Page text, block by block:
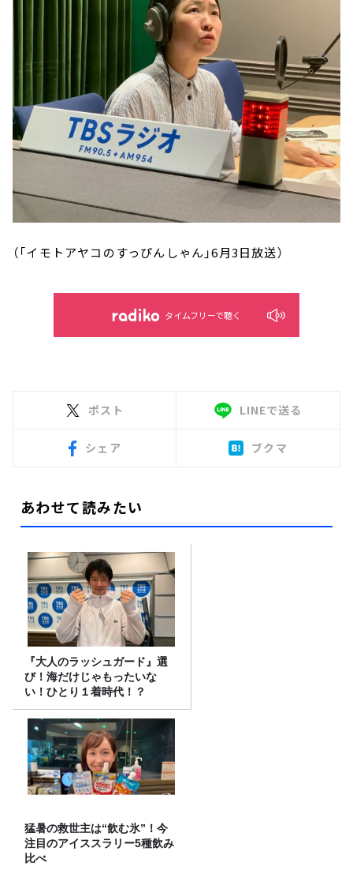
（「イモトアヤコのすっぴんしゃん」6月3日放送）
タイムフリーで聴く
ポスト LINEで送る
シェア ブクマ
あわせて読みたい
『大人のラッシュガード』選
び！海だけじゃもったいな
い！ひとり１着時代！？
猛暑の救世主は“飲む氷”！今
注目のアイススラリー5種飲み
比べ